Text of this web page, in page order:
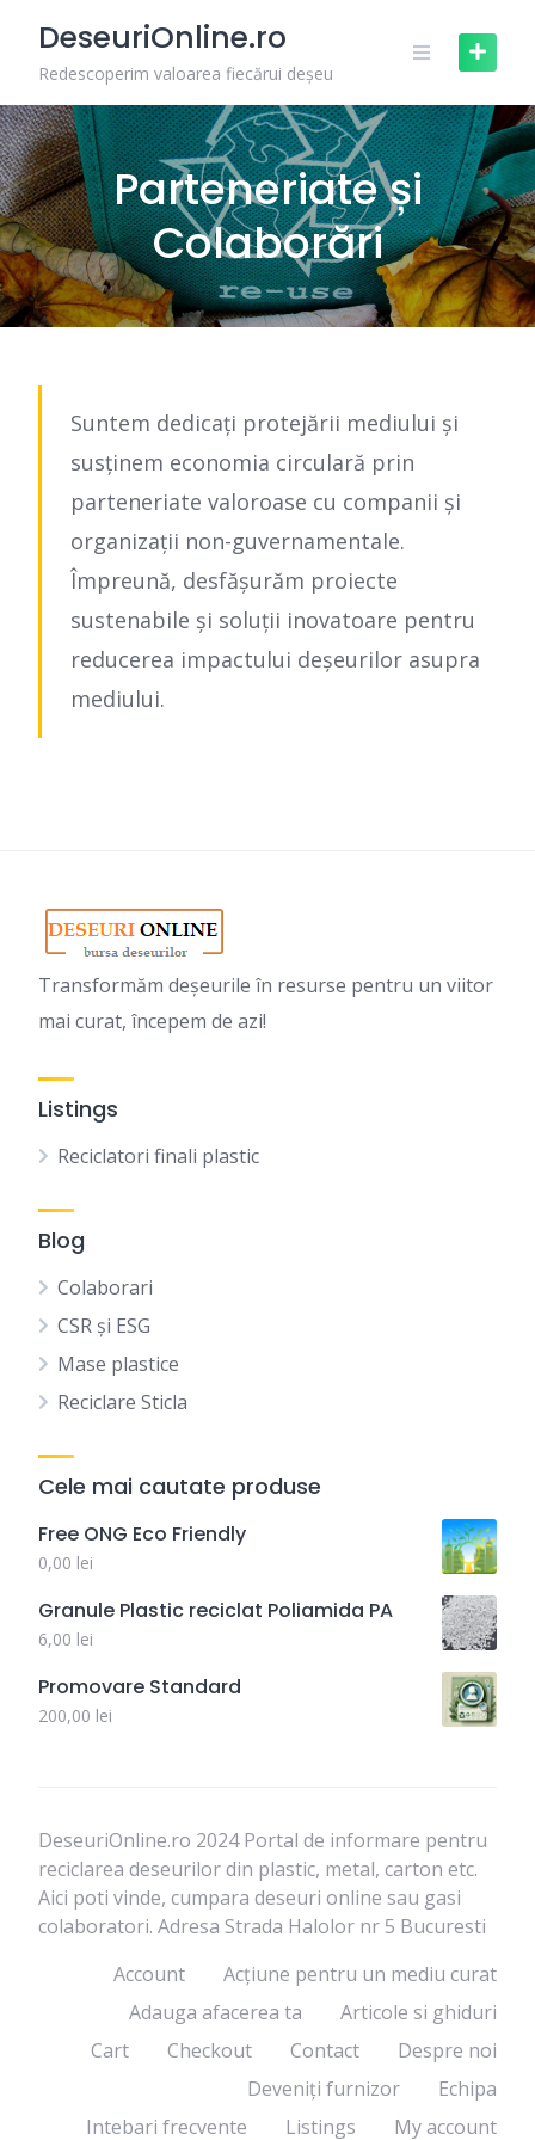
content
DeseuriOnline.ro
Redescoperim valoarea fiecărui deșeu
Parteneriate și
Colaborări
Suntem dedicați protejării mediului și
susținem economia circulară prin
parteneriate valoroase cu companii și
organizații non-guvernamentale.
Împreună, desfășurăm proiecte
sustenabile și soluții inovatoare pentru
reducerea impactului deșeurilor asupra
mediului.
Transformăm deșeurile în resurse pentru un viitor
mai curat, începem de azi!
Listings
Reciclatori finali plastic
Blog
Colaborari
CSR și ESG
Mase plastice
Reciclare Sticla
Cele mai cautate produse
Free ONG Eco Friendly
0,00 lei
Granule Plastic reciclat Poliamida PA
6,00 lei
Promovare Standard
200,00 lei
DeseuriOnline.ro 2024 Portal de informare pentru
reciclarea deseurilor din plastic, metal, carton etc.
Aici poti vinde, cumpara deseuri online sau gasi
colaboratori. Adresa Strada Halolor nr 5 Bucuresti
Account
Acțiune pentru un mediu curat
Adauga afacerea ta
Articole si ghiduri
Cart
Checkout Contact
Despre noi
Deveniți furnizor
Echipa
Intebari frecvente
Listings My account